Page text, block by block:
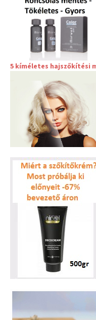
5 kíméletes hajszőkítési